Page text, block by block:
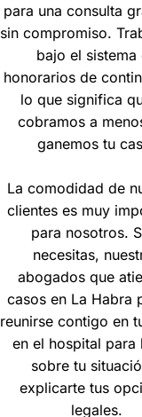
para una consulta
sin compromiso.
bajo el sistema
honorarios de
lo que significa
cobramos a
ganemos tu
La comodidad de
clientes es muy
para nosotros.
necesitas,
abogados que
casos en La Habra
reunirse contigo en
en el hospital para
sobre tu
explicarte tus
legales.